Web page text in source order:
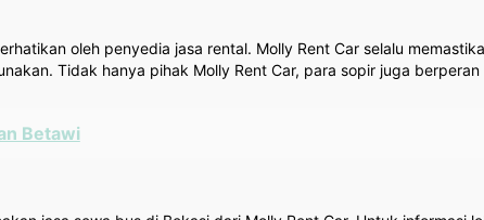
oleh penyedia jasa rental. Molly Rent Car selalu
Tidak hanya pihak Molly Rent Car, para sopir juga
Betawi